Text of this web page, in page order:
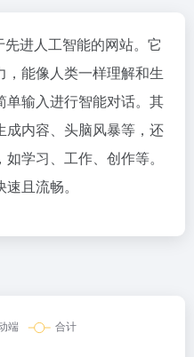
进人工智能的网站。它
能像人类一样理解和生
单输入进行智能对话。其
成内容、头脑风暴等，还
学习、工作、创作等。
且流畅。